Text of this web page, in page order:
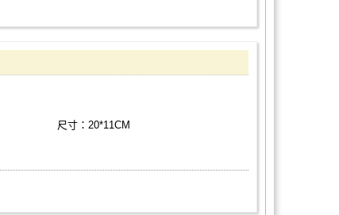
尺寸：20*11CM